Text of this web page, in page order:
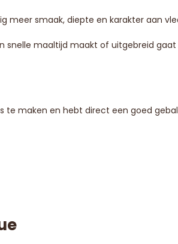
meer smaak, diepte en karakter aan
snelle maaltijd maakt of uitgebreid
te maken en hebt direct een goed